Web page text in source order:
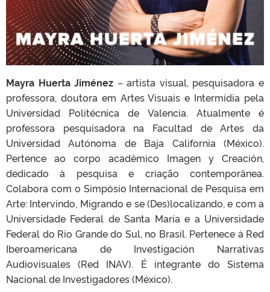
Mayra Huerta Jiménez – artista visual, pesquisadora e
professora, doutora em Artes Visuais e Intermídia pela
Universidad Politécnica de Valencia. Atualmente é
professora pesquisadora na Facultad de Artes da
Universidad Autónoma de Baja California (México).
Pertence ao corpo acadêmico Imagen y Creación,
dedicado à pesquisa e criação contemporânea.
Colabora com o Simpósio Internacional de Pesquisa em
Arte: Intervindo, Migrando e se (Des)localizando, e com a
Universidade Federal de Santa María e a Universidade
Federal do Rio Grande do Sul, no Brasil. Pertenece à Red
Iberoamericana de Investigación Narrativas
Audiovisuales (Red INAV). É integrante do Sistema
Nacional de Investigadores (México).